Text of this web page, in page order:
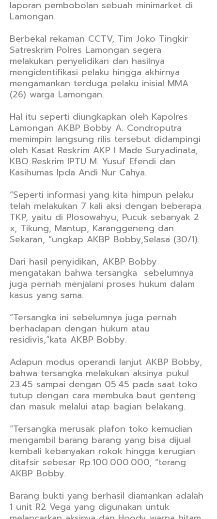
laporan pembobolan sebuah minimarket di
Lamongan.
Berbekal rekaman CCTV, Tim Joko Tingkir
Satreskrim Polres Lamongan segera
melakukan penyelidikan dan hasilnya
mengidentifikasi pelaku hingga akhirnya
mengamankan terduga pelaku inisial MMA
(26) warga Lamongan.
Hal itu seperti diungkapkan oleh Kapolres
Lamongan AKBP Bobby A. Condroputra
memimpin langsung rilis tersebut didampingi
oleh Kasat Reskrim AKP I Made Suryadinata,
KBO Reskrim IPTU M. Yusuf Efendi dan
Kasihumas Ipda Andi Nur Cahya.
“Seperti informasi yang kita himpun pelaku
telah melakukan 7 kali aksi dengan beberapa
TKP, yaitu di Plosowahyu, Pucuk sebanyak 2
x, Tikung, Mantup, Karanggeneng dan
Sekaran, “ungkap AKBP Bobby,Selasa (30/1).
Dari hasil penyidikan, AKBP Bobby
mengatakan bahwa tersangka sebelumnya
juga pernah menjalani proses hukum dalam
kasus yang sama.
“Tersangka ini sebelumnya juga pernah
berhadapan dengan hukum atau
residivis,”kata AKBP Bobby.
Adapun modus operandi lanjut AKBP Bobby,
bahwa tersangka melakukan aksinya pukul
23.45 sampai dengan 05.45 pada saat toko
tutup dengan cara membuka baut genteng
dan masuk melalui atap bagian belakang.
“Tersangka merusak plafon toko kemudian
mengambil barang barang yang bisa dijual
kembali kebanyakan rokok hingga kerugian
ditafsir sebesar Rp.100.000.000, ”terang
AKBP Bobby.
Barang bukti yang berhasil diamankan adalah
1 unit R2 Vega yang digunakan untuk